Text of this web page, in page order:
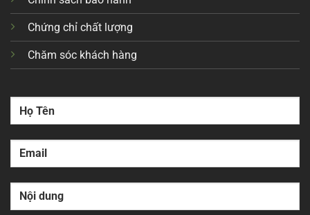
Chứng chỉ chất lượng
Chăm sóc khách hàng